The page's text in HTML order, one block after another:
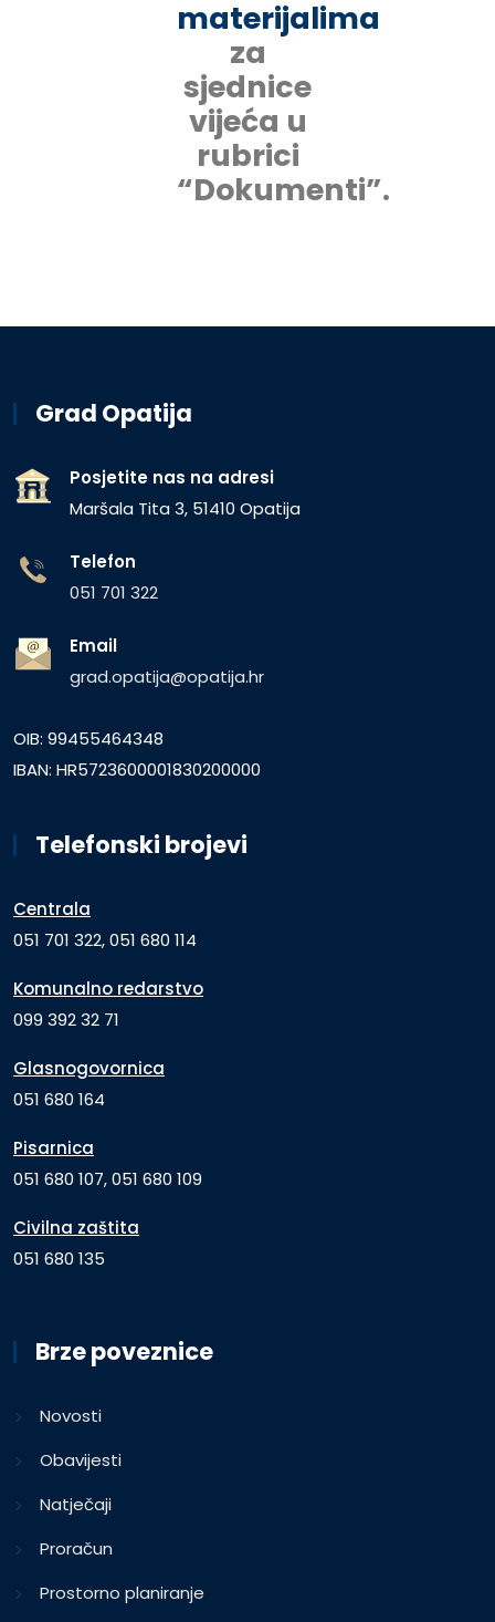
materijalima
za
sjednice
vijeća u
rubrici
“Dokumenti”.
Grad Opatija
Posjetite nas na adresi
Maršala Tita 3, 51410 Opatija
Telefon
051 701 322
Email
grad.opatija@opatija.hr
OIB: 99455464348
IBAN: HR5723600001830200000
Telefonski brojevi
Centrala
051 701 322, 051 680 114
Komunalno redarstvo
099 392 32 71
Glasnogovornica
051 680 164
Pisarnica
051 680 107, 051 680 109
Civilna zaštita
051 680 135
Brze poveznice
Novosti
Obavijesti
Natječaji
Proračun
Prostorno planiranje